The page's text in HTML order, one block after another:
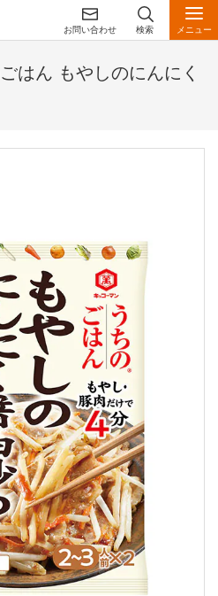
お問い合わせ 検索 メニュー
はん もやしのにんにく